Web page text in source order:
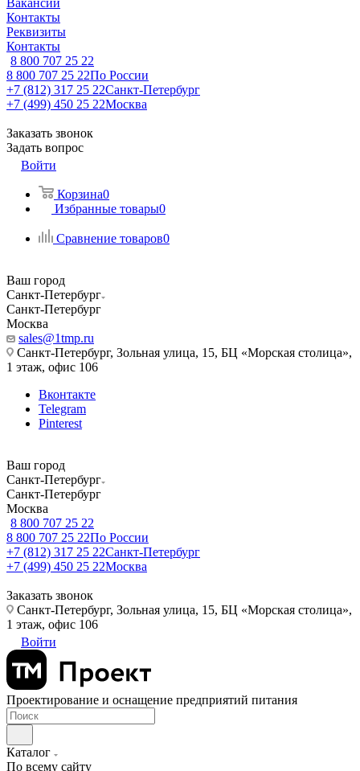
Вакансии
Контакты
Реквизиты
Контакты
8 800 707 25 22
8 800 707 25 22По России
+7 (812) 317 25 22Санкт-Петербург
+7 (499) 450 25 22Москва
Заказать звонок
Задать вопрос
Войти
Корзина0
Избранные товары0
Сравнение товаров0
Ваш город
Санкт-Петербург
Санкт-Петербург
Москва
sales@1tmp.ru
Санкт-Петербург, Зольная улица, 15, БЦ «Морская столица»,
1 этаж, офис 106
Вконтакте
Telegram
Pinterest
Ваш город
Санкт-Петербург
Санкт-Петербург
Москва
8 800 707 25 22
8 800 707 25 22По России
+7 (812) 317 25 22Санкт-Петербург
+7 (499) 450 25 22Москва
Заказать звонок
Санкт-Петербург, Зольная улица, 15, БЦ «Морская столица»,
1 этаж, офис 106
Войти
Проектирование и оснащение предприятий питания
Каталог
По всему сайту